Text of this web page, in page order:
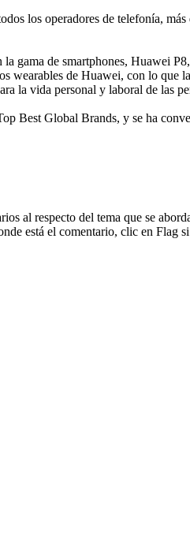
los operadores de telefonía,
gama de smartphones, Huawei
wearables de Huawei, con lo que
la vida personal y laboral de las
Best Global Brands, y se ha
al respecto del tema que se
está el comentario, clic en